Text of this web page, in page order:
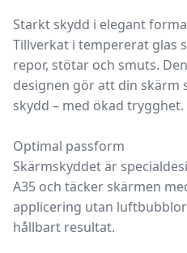
Starkt skydd i elegant
Tillverkat i tempererat glas
repor, stötar och smuts.
designen gör att din skärm
skydd – med ökad trygghet.
Optimal passform
Skärmskyddet är
A35 och täcker skärmen
applicering utan
hållbart resultat.